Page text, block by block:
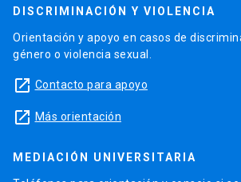
DISCRIMINACIÓN Y VIOLENCIA
Orientación y apoyo en casos de
género o violencia sexual.
launch Contacto para apoyo
launch Más orientación
MEDIACIÓN UNIVERSITARIA